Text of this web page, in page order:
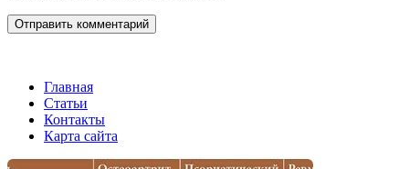
Главная
Статьи
Контакты
Карта сайта